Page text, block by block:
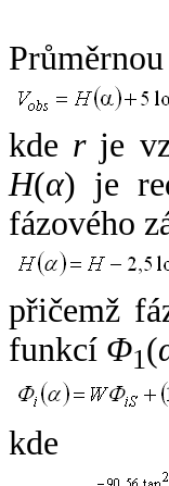
kde rje
H(α) je
fázového
přičemž
funkcí Φ1(
kde